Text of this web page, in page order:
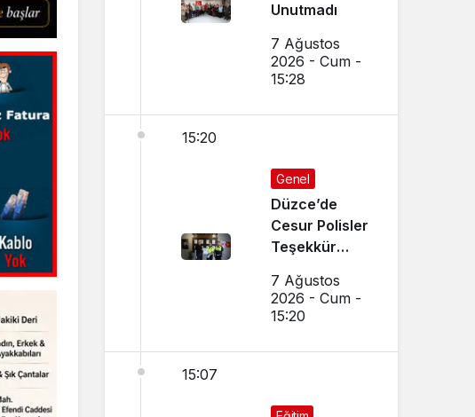
Unutmadı
7 Ağustos
2026 - Cum -
15:28
15:20
Genel
Düzce’de
Cesur Polisler
Teşekkür
7 Ağustos
2026 - Cum -
15:20
15:07